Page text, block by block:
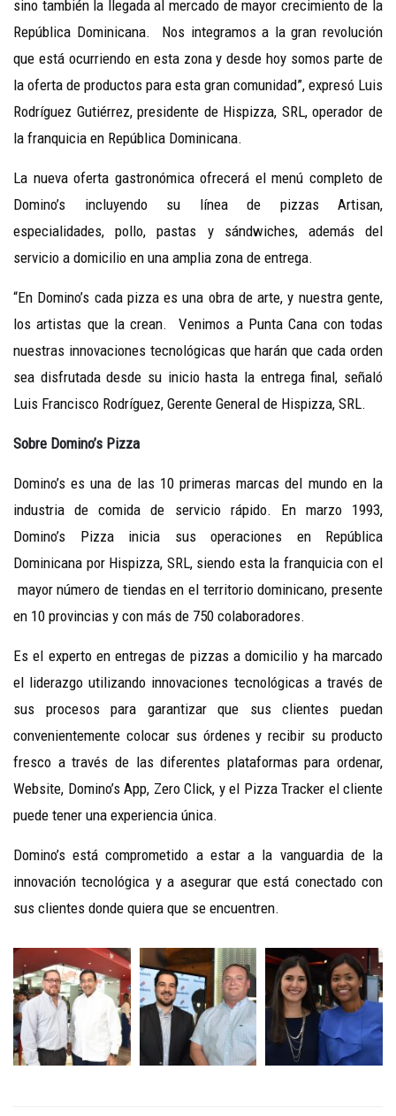
sino también la llegada al mercado de mayor crecimiento de la
República Dominicana. Nos integramos a la gran revolución
que está ocurriendo en esta zona y desde hoy somos parte de
la oferta de productos para esta gran comunidad”, expresó Luis
Rodríguez Gutiérrez, presidente de Hispizza, SRL, operador de
la franquicia en República Dominicana.
La nueva oferta gastronómica ofrecerá el menú completo de
Domino’s incluyendo su línea de pizzas Artisan,
especialidades, pollo, pastas y sándwiches, además del
servicio a domicilio en una amplia zona de entrega.
“En Domino’s cada pizza es una obra de arte, y nuestra gente,
los artistas que la crean. Venimos a Punta Cana con todas
nuestras innovaciones tecnológicas que harán que cada orden
sea disfrutada desde su inicio hasta la entrega final, señaló
Luis Francisco Rodríguez, Gerente General de Hispizza, SRL.
Sobre Domino’s Pizza
Domino’s es una de las 10 primeras marcas del mundo en la
industria de comida de servicio rápido. En marzo 1993,
Domino’s Pizza inicia sus operaciones en República
Dominicana por Hispizza, SRL, siendo esta la franquicia con el
mayor número de tiendas en el territorio dominicano, presente
en 10 provincias y con más de 750 colaboradores.
Es el experto en entregas de pizzas a domicilio y ha marcado
el liderazgo utilizando innovaciones tecnológicas a través de
sus procesos para garantizar que sus clientes puedan
convenientemente colocar sus órdenes y recibir su producto
fresco a través de las diferentes plataformas para ordenar,
Website, Domino’s App, Zero Click, y el Pizza Tracker el cliente
puede tener una experiencia única.
Domino’s está comprometido a estar a la vanguardia de la
innovación tecnológica y a asegurar que está conectado con
sus clientes donde quiera que se encuentren.